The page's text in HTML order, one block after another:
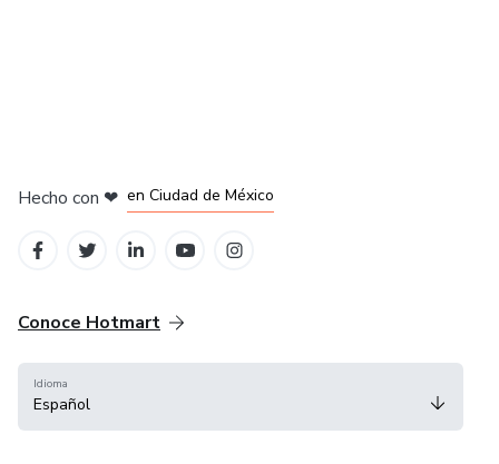
Hecho con ❤ en Ciudad de México
Conoce Hotmart
Idioma
Español